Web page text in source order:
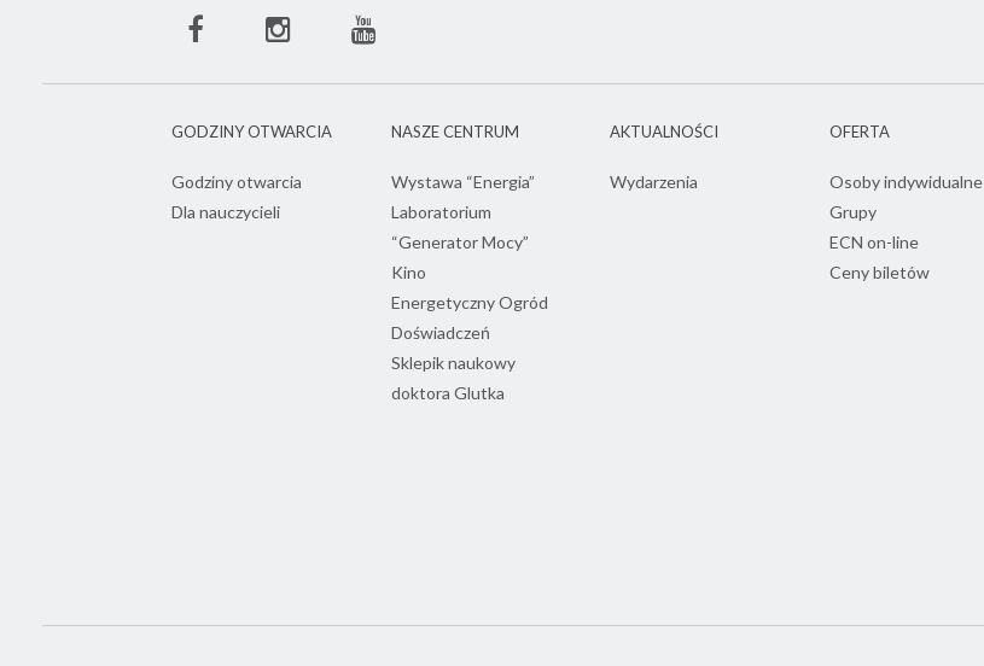
Facebook
Instagram
ECN
ECN
GODZINY OTWARCIA
Godziny otwarcia
Dla nauczycieli
NASZE CENTRUM
Wystawa “Energia”
Laboratorium
“Generator Mocy”
Kino
Energetyczny Ogród
Doświadczeń
Sklepik naukowy
doktora Glutka
AKTUALNOŚCI
Wydarzenia
OFERTA
Osoby indywidualne
Grupy
ECN on-line
Ceny biletów